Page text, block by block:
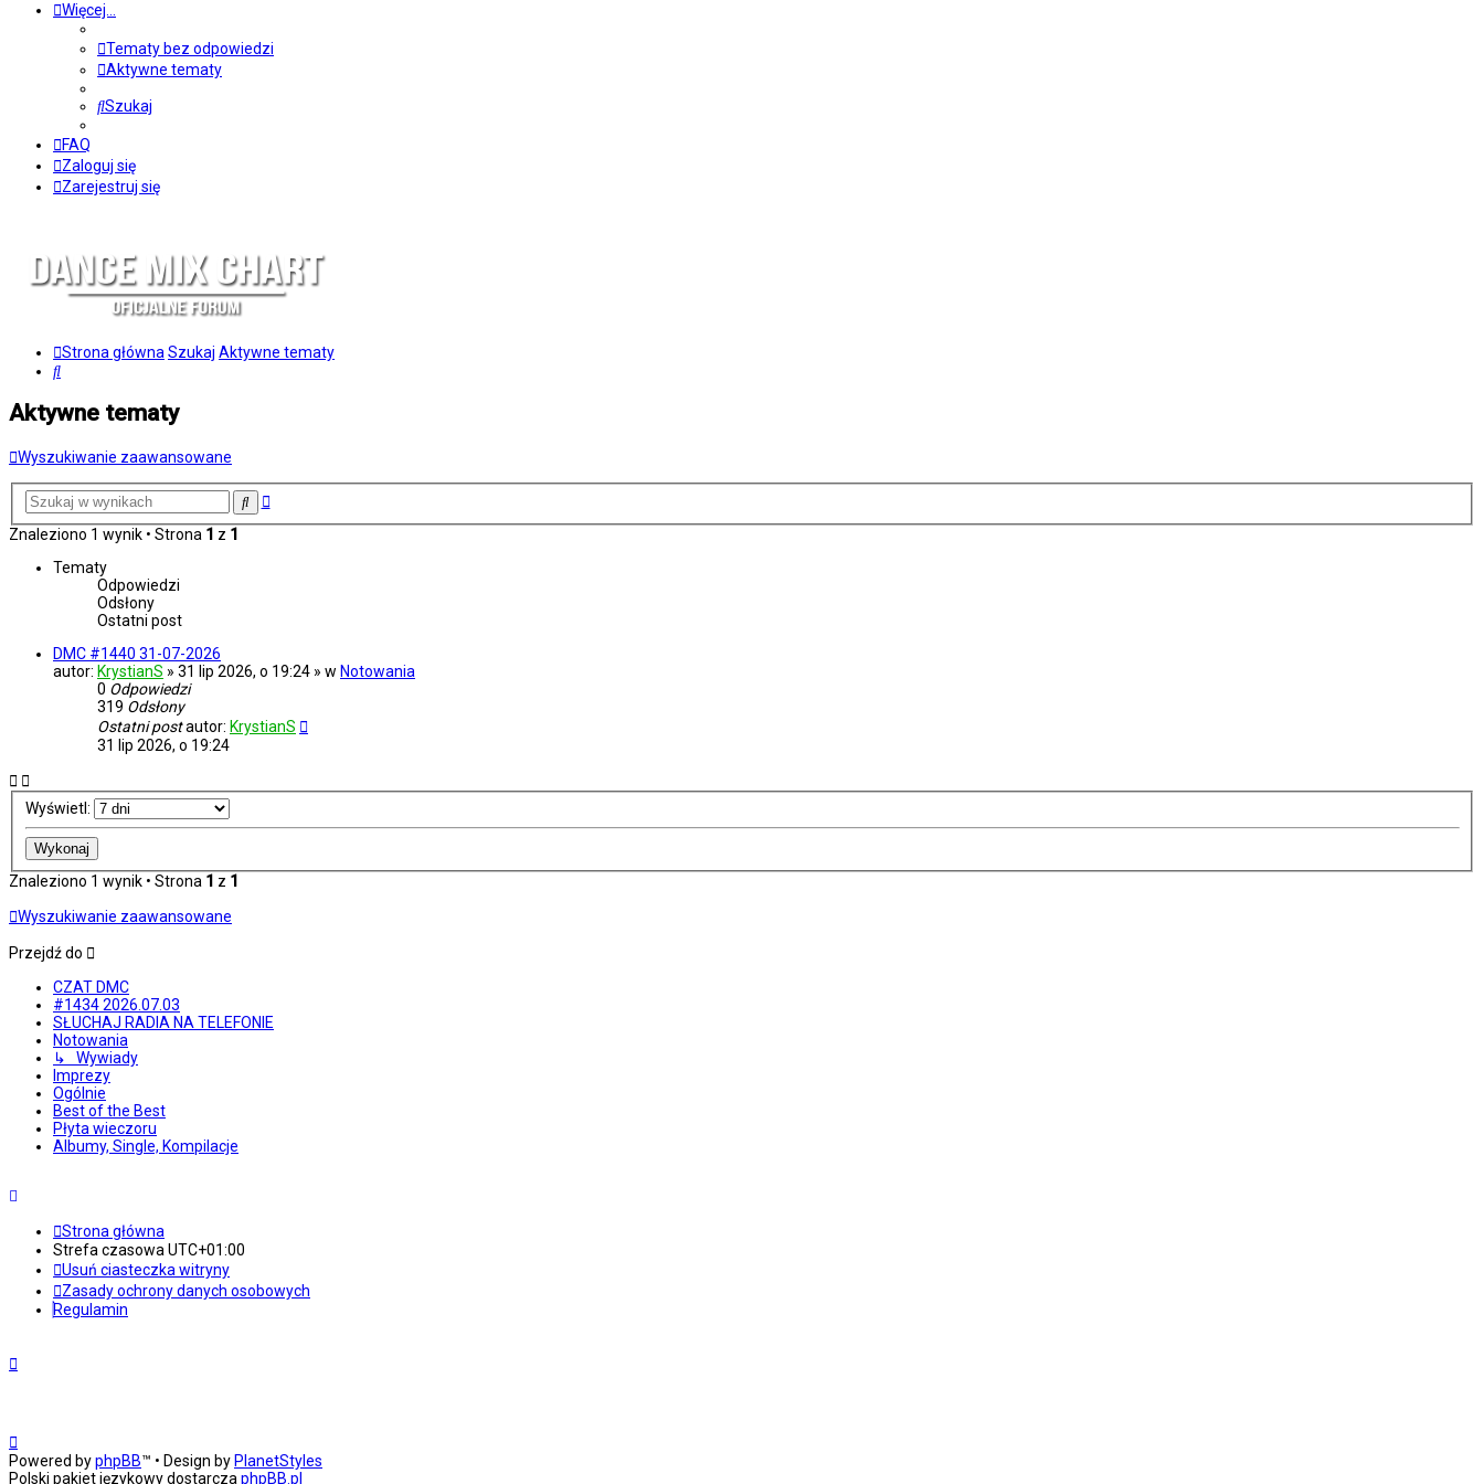
Więcej…
Tematy bez odpowiedzi
Aktywne tematy
Szukaj
FAQ
Zaloguj się
Zarejestruj się
Strona główna Szukaj Aktywne tematy
Szukaj
Aktywne tematy
Wyszukiwanie zaawansowane
SzukajWyszukiwanie
Znaleziono 1 wynik • Strona 1 z 1
Tematy
Odpowiedzi
Odsłony
Ostatni post
DMC #1440 31-07-2026
autor: KrystianS » 31 lip 2026, o 19:24 » w Notowania
0 Odpowiedzi
319 Odsłony
Ostatni postautor: KrystianS
31 lip 2026, o 19:24
Wyświetl:
Znaleziono 1 wynik • Strona 1 z 1
Wyszukiwanie zaawansowane
Przejdź do
CZAT DMC
#1434 2026.07.03
SŁUCHAJ RADIA NA TELEFONIE
Notowania
↳ Wywiady
Imprezy
Ogólnie
Best of the Best
Płyta wieczoru
Albumy, Single, Kompilacje
Strona główna
Strefa czasowa UTC+01:00
Usuń ciasteczka witryny
Zasady ochrony danych osobowych
Regulamin
Powered byphpBB™ • Design by PlanetStyles
Polski pakiet językowy dostarcza phpBB.pl